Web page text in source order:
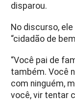
disparou.
No discurso,
“cidadão de
“Você pai de
também. Você
com ninguém,
você, vir tentar